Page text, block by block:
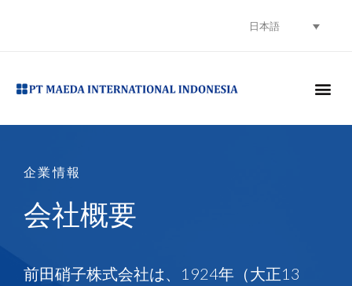
日本語
企業情報
会社概要
前田硝子株式会社は、1924年（大正13